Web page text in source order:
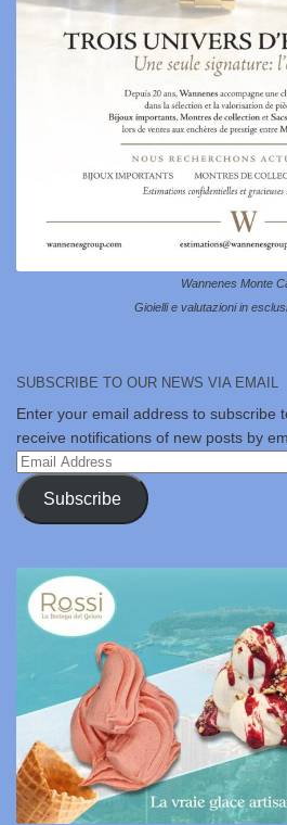
Wannenes Monte
Gioielli e valutazioni in
SUBSCRIBE TO OUR NEWS VIA EMAIL
Enter your email address to subscribe
receive notifications of new posts by
Email
Address
Subscribe